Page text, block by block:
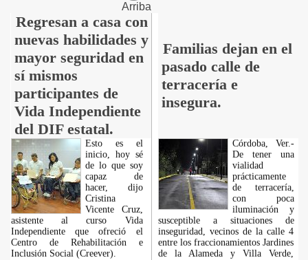
Arriba
Regresan a casa con
nuevas habilidades y
mayor seguridad en
sí mismos
participantes de
Vida Independiente
del DIF estatal.
Familias dejan en el
pasado calle de
terracería e
insegura.
Esto es el
inicio, hoy sé
de lo que soy
capaz de
hacer, dijo
Cristina
Vicente Cruz,
asistente al curso Vida
Independiente que ofreció el
Centro de Rehabilitación e
Inclusión Social (Creever).
Córdoba, Ver.-
De tener una
vialidad
prácticamente
de terracería,
con poca
iluminación y
susceptible a situaciones de
inseguridad, vecinos de la calle 4
entre los fraccionamientos Jardines
de la Alameda y Villa Verde,